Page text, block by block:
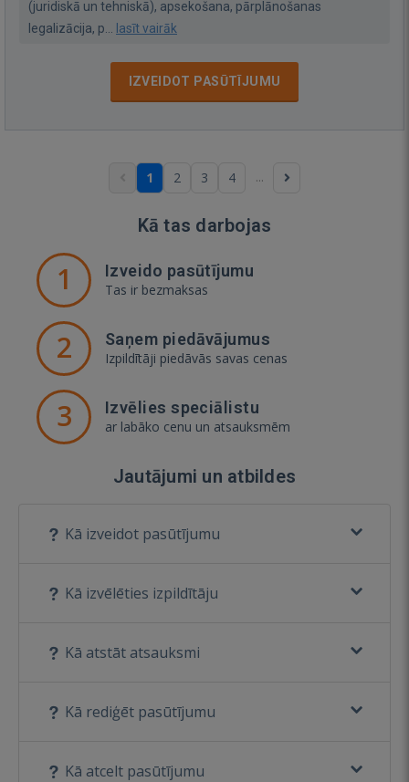
(juridiskā un tehniskā), apsekošana, pārplānošanas
legalizācija, p... lasīt vairāk
IZVEIDOT PASŪTĪJUMU
1 2 3 4 ...
Kā tas darbojas
1 Izveido pasūtījumu
Tas ir bezmaksas
2 Saņem piedāvājumus
Izpildītāji piedāvās savas cenas
3 Izvēlies speciālistu
ar labāko cenu un atsauksmēm
Jautājumi un atbildes
Kā izveidot pasūtījumu
Kā izvēlēties izpildītāju
Kā atstāt atsauksmi
Kā rediģēt pasūtījumu
Kā atcelt pasūtījumu